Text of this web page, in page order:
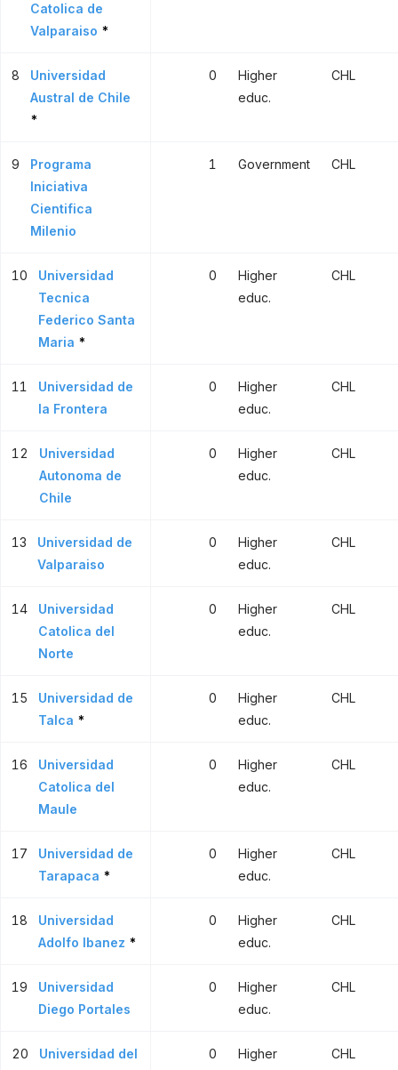
Catolica de
Valparaiso *
8
Universidad
Austral de Chile
*
0
Higher
educ.
CHL
9
Programa
Iniciativa
Cientifica
Milenio
1 Government CHL
10
Universidad
Tecnica
Federico Santa
Maria *
0
Higher
educ.
CHL
11
Universidad de
la Frontera
0
Higher
educ.
CHL
12
Universidad
Autonoma de
Chile
0
Higher
educ.
CHL
13
Universidad de
Valparaiso
0
Higher
educ.
CHL
14
Universidad
Catolica del
Norte
0
Higher
educ.
CHL
15
Universidad de
Talca *
0
Higher
educ.
CHL
16
Universidad
Catolica del
Maule
0
Higher
educ.
CHL
17
Universidad de
Tarapaca *
0
Higher
educ.
CHL
18
Universidad
Adolfo Ibanez *
0
Higher
educ.
CHL
19
Universidad
Diego Portales
0
Higher
educ.
CHL
20
Universidad del
0
Higher
CHL